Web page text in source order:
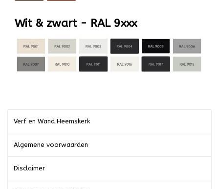
Wit & zwart - RAL 9xxx
Verf en Wand Heemskerk
Algemene voorwaarden
Disclaimer